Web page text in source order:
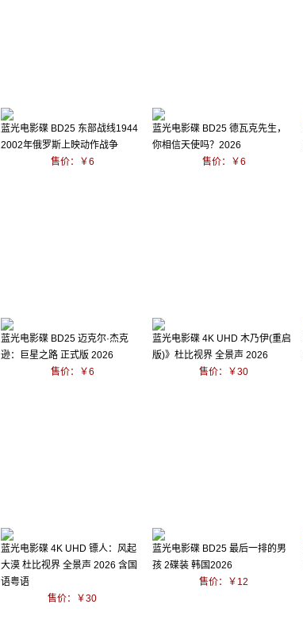
蓝光电影碟 BD25 东部战线1944
2002年俄罗斯上映动作战争
售价：￥6
蓝光电影碟 BD25 德瓦克先生，
你相信天使吗？2026
售价：￥6
蓝光电影碟 BD25 迈克尔·杰克
逊：巨星之路 正式版 2026
售价：￥6
蓝光电影碟 4K UHD 木乃伊(重启
版)》杜比视界 全景声 2026
售价：￥30
蓝光电影碟 4K UHD 镖人：风起
大漠 杜比视界 全景声 2026 含国
语粤语
售价：￥30
蓝光电影碟 BD25 最后一排的男
孩 2碟装 韩国2026
售价：￥12